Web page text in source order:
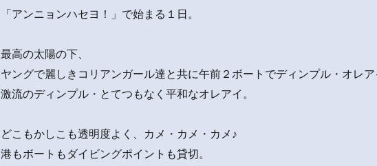
「アンニョンハセヨ！」で始まる１日。
最高の太陽の下、
ヤングで麗しきコリアンガール達と共に午前２ボートでディンプル・オレア
激流のディンプル・とてつもなく平和なオレアイ。
どこもかしこも透明度よく、カメ・カメ・カメ♪
港もボートもダイビングポイントも貸切。